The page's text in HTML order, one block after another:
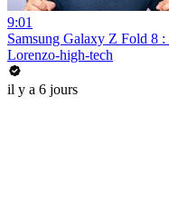
9:01
Samsung Galaxy Z Fold 8
Lorenzo-high-tech
il y a 6 jours